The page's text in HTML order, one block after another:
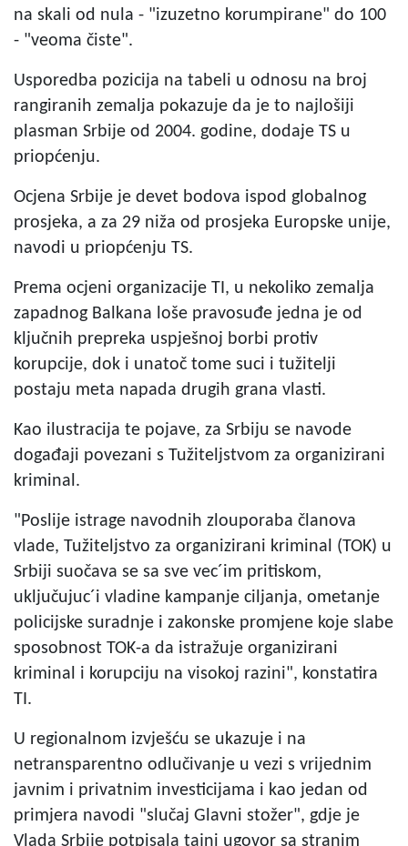
na skali od nula - "izuzetno korumpirane" do 100
- "veoma čiste".
Usporedba pozicija na tabeli u odnosu na broj
rangiranih zemalja pokazuje da je to najlošiji
plasman Srbije od 2004. godine, dodaje TS u
priopćenju.
Ocjena Srbije je devet bodova ispod globalnog
prosjeka, a za 29 niža od prosjeka Europske unije,
navodi u priopćenju TS.
Prema ocjeni organizacije TI, u nekoliko zemalja
zapadnog Balkana loše pravosuđe jedna je od
ključnih prepreka uspješnoj borbi protiv
korupcije, dok i unatoč tome suci i tužitelji
postaju meta napada drugih grana vlasti.
Kao ilustracija te pojave, za Srbiju se navode
događaji povezani s Tužiteljstvom za organizirani
kriminal.
"Poslije istrage navodnih zlouporaba članova
vlade, Tužiteljstvo za organizirani kriminal (TOK) u
Srbiji suočava se sa sve vec´im pritiskom,
uključujuc´i vladine kampanje ciljanja, ometanje
policijske suradnje i zakonske promjene koje slabe
sposobnost TOK-a da istražuje organizirani
kriminal i korupciju na visokoj razini", konstatira
TI.
U regionalnom izvješću se ukazuje i na
netransparentno odlučivanje u vezi s vrijednim
javnim i privatnim investicijama i kao jedan od
primjera navodi "slučaj Glavni stožer", gdje je
Vlada Srbije potpisala tajni ugovor sa stranim